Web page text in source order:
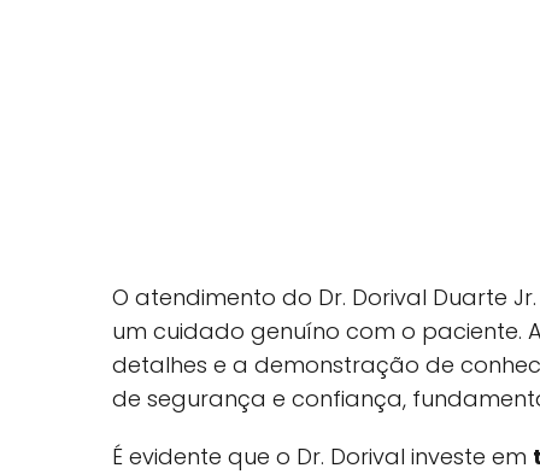
O atendimento do Dr. Dorival Duarte
um cuidado genuíno com o paciente.
detalhes e a demonstração de
de segurança e confiança,
É evidente que o Dr. Dorival investe em